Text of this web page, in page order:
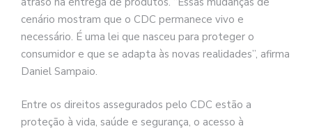
cenário mostram que o CDC permanece vivo e
necessário. É uma lei que nasceu para proteger o
consumidor e que se adapta às novas realidades”, afirma
Daniel Sampaio.
Entre os direitos assegurados pelo CDC estão a
proteção à vida, saúde e segurança, o acesso à